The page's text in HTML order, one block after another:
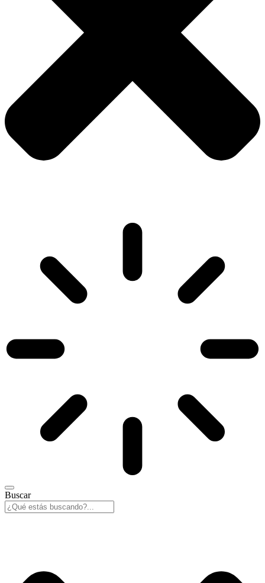
Buscar